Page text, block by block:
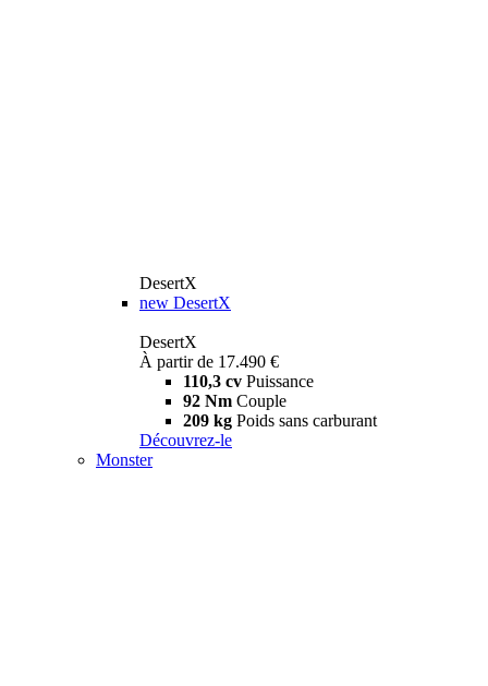
DesertX
new DesertX
DesertX
À partir de 17.490 €
110,3 cv Puissance
92 Nm Couple
209 kg Poids sans carburant
Découvrez-le
Monster